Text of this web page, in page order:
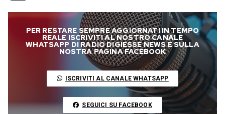
e
b
t
t
r
t
s
A
p
p
e
g
r
a
m
s
a
g
e
t
e
r
e
s
t
k
e
d
I
n
k
e
t
b
l
r
i
l
o
p
y
k
PER RESTARE SEMPRE AGGIORNATI IN TEMPO
REALE ISCRIVITI AL NOSTRO CANALE
WHATSAPP DI RADIO DIGIESSE NEWS E SULLA
NOSTRA PAGINA FACEBOOK
ISCRIVITI AL CANALE WHATSAPP
SEGUICI SU FACEBOOK